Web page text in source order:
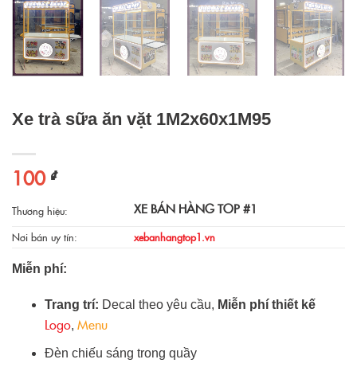
Xe trà sữa ăn vặt 1M2x60x1M95
100 ₫
Thương hiệu: XE BÁN HÀNG TOP #1
Nơi bán uy tín: xebanhangtop1.vn
Miễn phí:
Trang trí: Decal theo yêu cầu, Miễn phí thiết kế
Logo, Menu
Đèn chiếu sáng trong quầy